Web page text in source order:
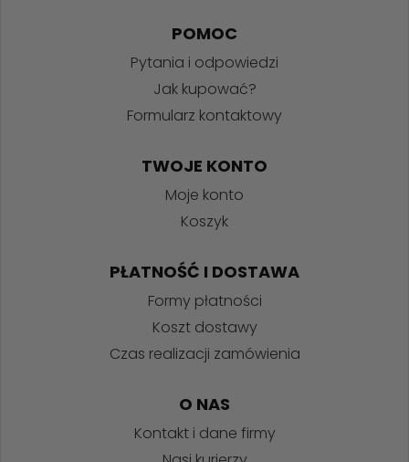
POMOC
Pytania i odpowiedzi
Jak kupować?
Formularz kontaktowy
TWOJE KONTO
Moje konto
Koszyk
PŁATNOŚĆ I DOSTAWA
Formy płatności
Koszt dostawy
Czas realizacji zamówienia
O NAS
Kontakt i dane firmy